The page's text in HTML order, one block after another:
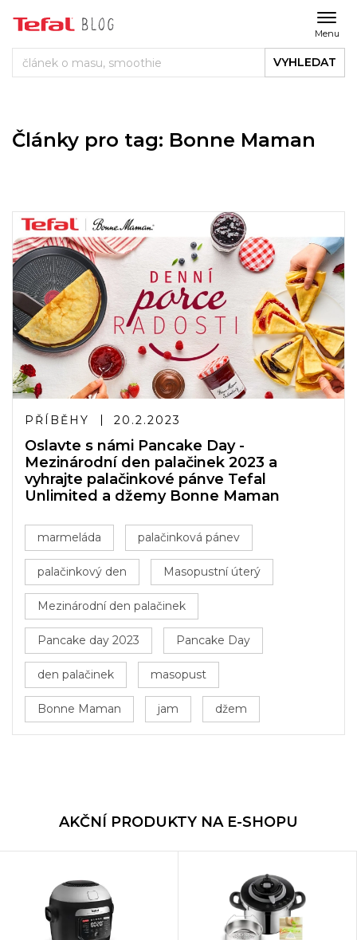
Menu
VYHLEDAT
Články pro tag: Bonne Maman
PŘÍBĚHY 20.2.2023
Oslavte s námi Pancake Day -
Mezinárodní den palačinek 2023 a
vyhrajte palačinkové pánve Tefal
Unlimited a džemy Bonne Maman
marmeláda palačinková pánev
palačinkový den Masopustní úterý
Mezinárodní den palačinek
Pancake day 2023 Pancake Day
den palačinek masopust
Bonne Maman jam džem
AKČNÍ PRODUKTY NA E-SHOPU